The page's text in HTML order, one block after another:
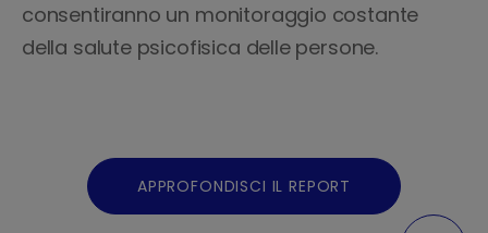
consentiranno un monitoraggio costante
della salute psicofisica delle persone.
APPROFONDISCI IL REPORT